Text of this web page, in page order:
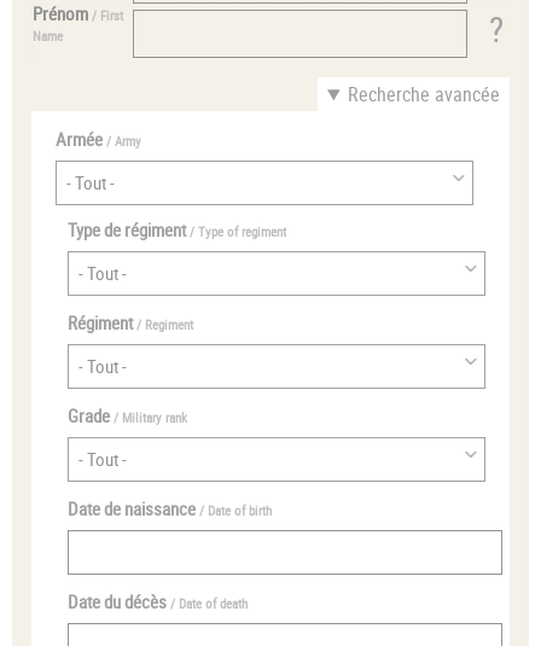
Prénom / First
Name
Recherche avancée
Armée / Army
Type de régiment/ Type of regiment
Régiment/ Regiment
Grade / Military rank
Date de naissance / Date of birth
Date du décès / Date of death